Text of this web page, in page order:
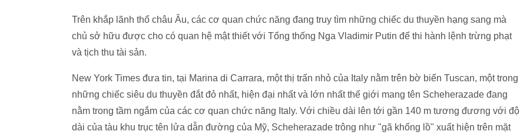
Trên khắp lãnh thổ châu Âu, các cơ quan chức năng đang truy tìm những chiếc du thuyền hạng sang mà
chủ sở hữu được cho có quan hệ mật thiết với Tổng thống Nga Vladimir Putin để thi hành lệnh trừng phạt
và tịch thu tài sản.
New York Times đưa tin, tại Marina di Carrara, một thị trấn nhỏ của Italy nằm trên bờ biển Tuscan, một trong
những chiếc siêu du thuyền đắt đỏ nhất, hiện đại nhất và lớn nhất thế giới mang tên Scheherazade đang
nằm trong tầm ngắm của các cơ quan chức năng Italy. Với chiều dài lên tới gần 140 m tương đương với độ
dài của tàu khu trục tên lửa dẫn đường của Mỹ, Scheherazade trông như "gã khổng lồ" xuất hiện trên mặt